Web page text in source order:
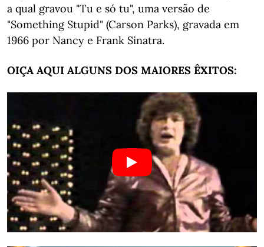
a qual gravou "Tu e só tu", uma versão de
"Something Stupid" (Carson Parks), gravada em
1966 por Nancy e Frank Sinatra.
OIÇA AQUI ALGUNS DOS MAIORES ÊXITOS: